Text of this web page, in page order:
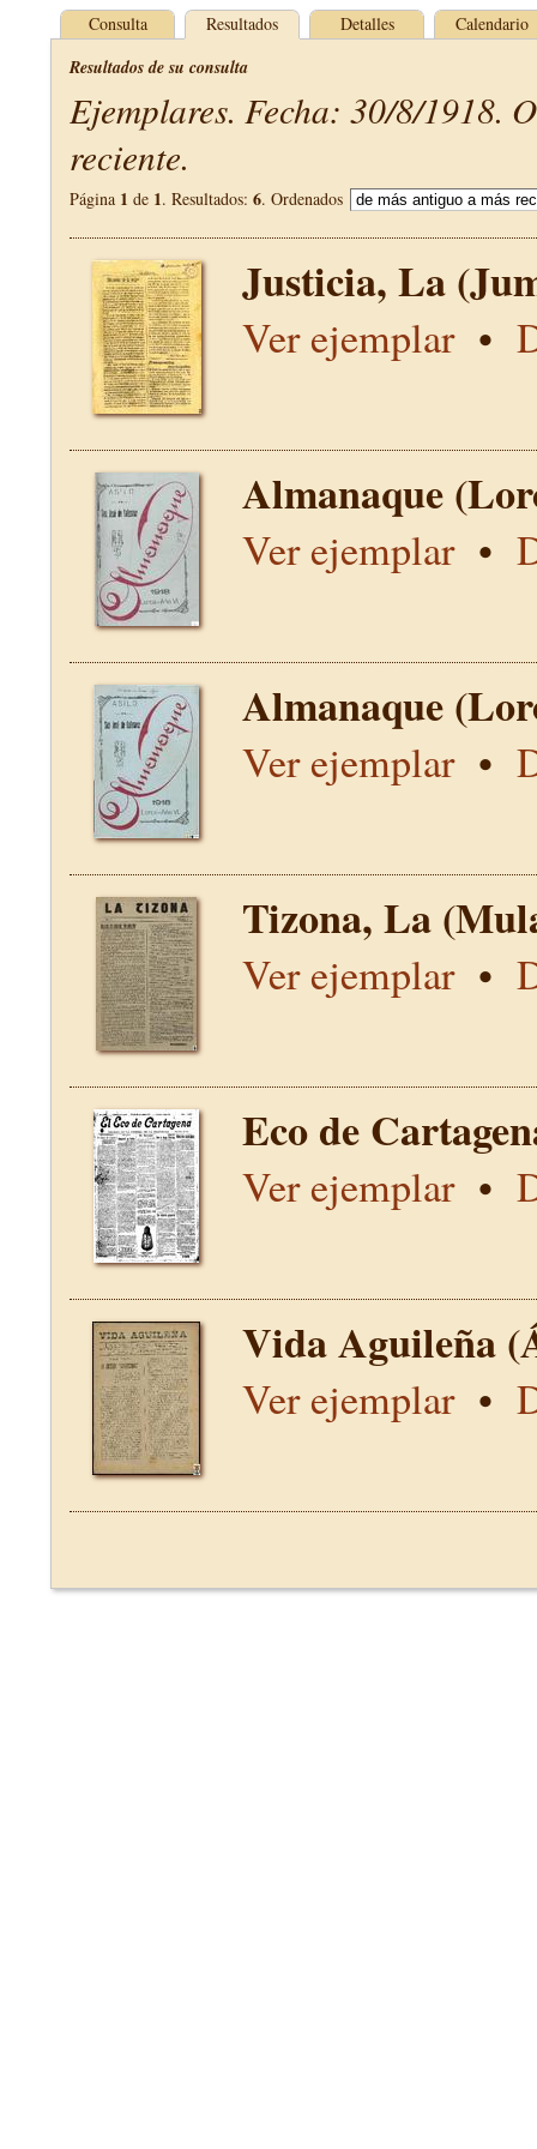
Consulta Resultados Detalles Calendario
Resultados de su consulta
Ejemplares. Fecha: 30/8/1918.
reciente.
Página 1 de 1. Resultados: 6. Ordenados
Justicia, La
Ver ejemplar•
Almanaque
Ver ejemplar•
Almanaque
Ver ejemplar•
Tizona, La
Ver ejemplar•
Eco de
Ver ejemplar•
Vida Aguileña
Ver ejemplar•